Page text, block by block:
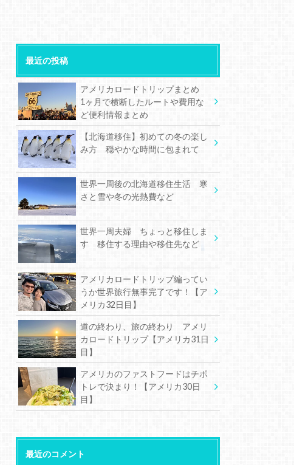
最近の投稿
アメリカロードトリップまとめ
1ヶ月で横断したルートや費用な
ど便利情報まとめ
【北海道移住】初めての冬の楽し
み方 穏やかな時間に包まれて
世界一周後の北海道移住生活 寒
さと雪や冬の光熱費など
世界一周夫婦 ちょっと移住しま
す 移住する理由や移住先など
アメリカロードトリップ編ってい
うか世界旅行無事完了です！【ア
メリカ32日目】
道の終わり、旅の終わり アメリ
カロードトリップ【アメリカ31日
目】
アメリカのファストフードはチポ
トレで決まり！【アメリカ30日
目】
最近のコメント